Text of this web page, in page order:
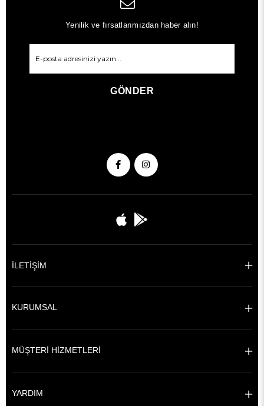
Yenilik ve fırsatlarımızdan haber alın!
GÖNDER
İLETİŞİM
KURUMSAL
MÜŞTERİ HİZMETLERİ
YARDIM